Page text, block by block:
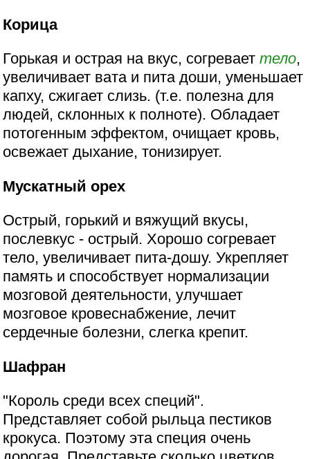
Корица
Горькая и острая на вкус, согреваеттело,
увеличивает вата и пита доши, уменьшает
капху, сжигает слизь. (т.е. полезна для
людей, склонных к полноте). Обладает
потогенным эффектом, очищает кровь,
освежает дыхание, тонизирует.
Мускатный орех
Острый, горький и вяжущий вкусы,
послевкус - острый. Хорошо согревает
тело, увеличивает пита-дошу. Укрепляет
память и способствует нормализации
мозговой деятельности, улучшает
мозговое кровеснабжение, лечит
сердечные болезни, слегка крепит.
Шафран
"Король среди всех специй".
Представляет собой рыльца пестиков
крокуса. Поэтому эта специя очень